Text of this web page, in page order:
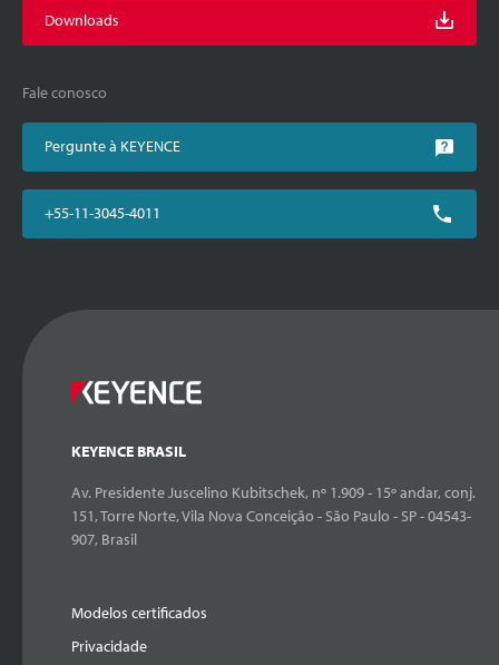
Downloads
Fale conosco
Pergunte à KEYENCE
+55-11-3045-4011
KEYENCE BRASIL
Av. Presidente Juscelino Kubitschek, nº 1.909 - 15º andar, conj.
151, Torre Norte, Vila Nova Conceição - São Paulo - SP - 04543-
907, Brasil
Modelos certificados
Privacidade